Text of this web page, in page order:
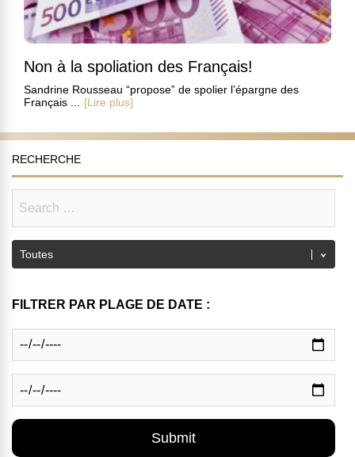
Non à la spoliation des Français!
Sandrine Rousseau “propose” de spolier l’épargne des
Français ...
[Lire plus]
RECHERCHE
FILTRER PAR PLAGE DE DATE :